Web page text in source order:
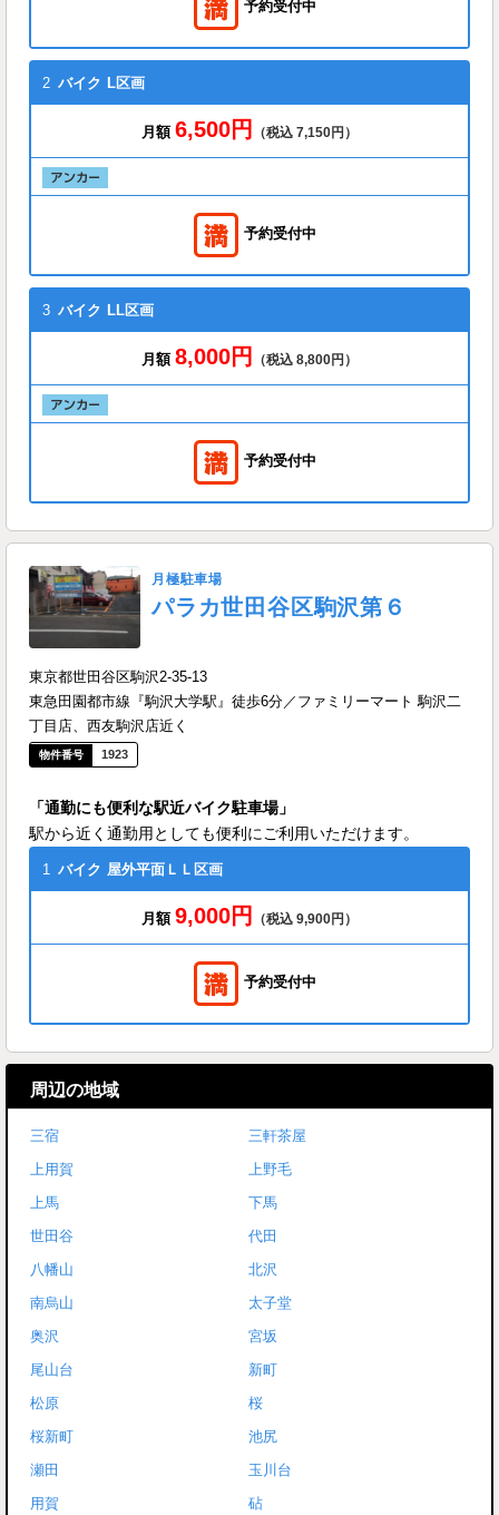
予約受付中
2 バイク L区画
月額 6,500円 （税込 7,150円）
予約受付中
3 バイク LL区画
月額 8,000円 （税込 8,800円）
予約受付中
月極駐車場
パラカ世田谷区駒沢第６
東京都世田谷区駒沢2-35-13
東急田園都市線『駒沢大学駅』徒歩6分／ファミリーマート 駒沢二
丁目店、西友駒沢店近く
1923
「通勤にも便利な駅近バイク駐車場」
駅から近く通勤用としても便利にご利用いただけます。
1 バイク 屋外平面ＬＬ区画
月額 9,000円 （税込 9,900円）
予約受付中
周辺の地域
三宿
三軒茶屋
上用賀
上野毛
上馬
下馬
世田谷
代田
八幡山
北沢
南烏山
太子堂
奥沢
宮坂
尾山台
新町
松原
桜
桜新町
池尻
瀬田
玉川台
用賀
砧